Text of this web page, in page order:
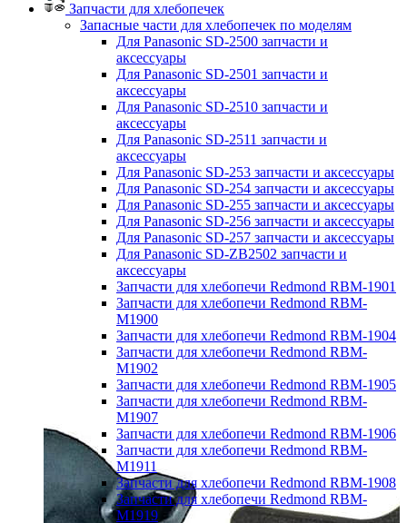
Запчасти для хлебопечек
Запасные части для хлебопечек по моделям
Для Panasonic SD-2500 запчасти и
аксессуары
Для Panasonic SD-2501 запчасти и
аксессуары
Для Panasonic SD-2510 запчасти и
аксессуары
Для Panasonic SD-2511 запчасти и
аксессуары
Для Panasonic SD-253 запчасти и аксессуары
Для Panasonic SD-254 запчасти и аксессуары
Для Panasonic SD-255 запчасти и аксессуары
Для Panasonic SD-256 запчасти и аксессуары
Для Panasonic SD-257 запчасти и аксессуары
Для Panasonic SD-ZB2502 запчасти и
аксессуары
Запчасти для хлебопечи Redmond RBM-1901
Запчасти для хлебопечи Redmond RBM-
M1900
Запчасти для хлебопечи Redmond RBM-1904
Запчасти для хлебопечи Redmond RBM-
M1902
Запчасти для хлебопечи Redmond RBM-1905
Запчасти для хлебопечи Redmond RBM-
M1907
Запчасти для хлебопечи Redmond RBM-1906
Запчасти для хлебопечи Redmond RBM-
M1911
Запчасти для хлебопечи Redmond RBM-1908
Запчасти для хлебопечи Redmond RBM-
M1919